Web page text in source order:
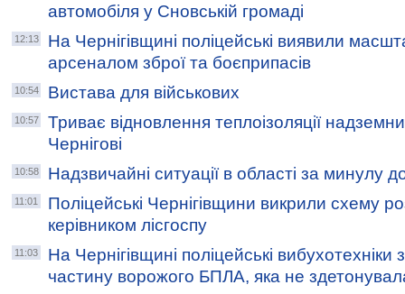
автомобіля у Сновській громаді
12:13
На Чернігівщині поліцейські виявили
арсеналом зброї та боєприпасів
10:54 Вистава для військових
10:57
Триває відновлення теплоізоляції
Чернігові
10:58 Надзвичайні ситуації в області за минулу
11:01
Поліцейські Чернігівщини викрили схему
керівником лісгоспу
11:03
На Чернігівщині поліцейські
частину ворожого БПЛА, яка не